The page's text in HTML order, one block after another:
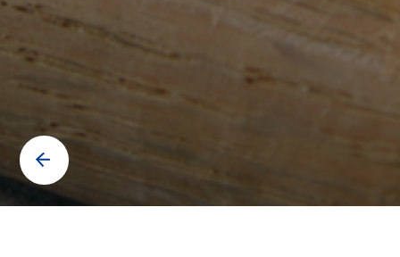
Contactez-nous pour en savoir